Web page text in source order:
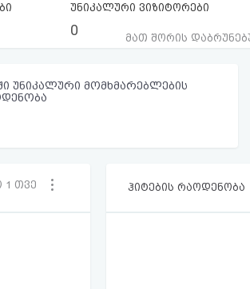
უნიკალური ვიზიტორები
0 მათ შორის
უნიკალური მომხმარებლების
თვე ჰიტების რაოდენობა